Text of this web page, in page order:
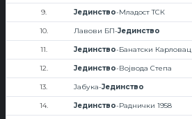
9. Јединство-Младост ТСК
10. Лавови БП-Јединство
11. Јединство-Банатски Карловац
12. Јединство-Војвода Степа
13. Јабука-Јединство
14. Јединство-Раднички 1958